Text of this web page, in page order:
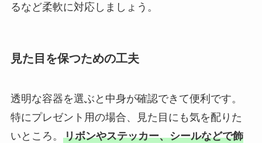
るなど柔軟に対応しましょう。
見た目を保つための工夫
透明な容器を選ぶと中身が確認できて便利です。
特にプレゼント用の場合、見た目にも気を配りた
いところ。 リボンやステッカー、シールなどで飾